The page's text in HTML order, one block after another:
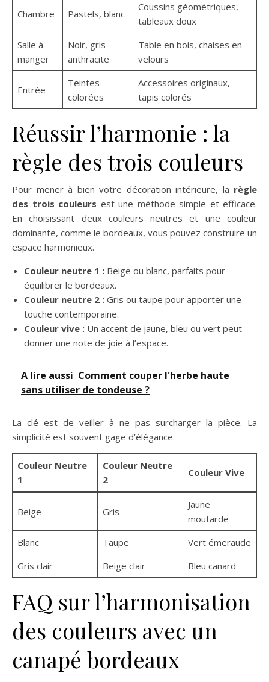
Chambre Pastels, blanc
Coussins géométriques,
tableaux doux
Salle à
manger
Noir, gris
anthracite
Table en bois, chaises en
velours
Entrée
Teintes
colorées
Accessoires originaux,
tapis colorés
Réussir l’harmonie : la
règle des trois couleurs
Pour mener à bien votre décoration intérieure, la règle
des trois couleurs est une méthode simple et efficace.
En choisissant deux couleurs neutres et une couleur
dominante, comme le bordeaux, vous pouvez construire un
espace harmonieux.
Couleur neutre 1 : Beige ou blanc, parfaits pour
équilibrer le bordeaux.
Couleur neutre 2 : Gris ou taupe pour apporter une
touche contemporaine.
Couleur vive : Un accent de jaune, bleu ou vert peut
donner une note de joie à l’espace.
A lire aussi Comment couper l'herbe haute
sans utiliser de tondeuse ?
La clé est de veiller à ne pas surcharger la pièce. La
simplicité est souvent gage d’élégance.
Couleur Neutre
1
Couleur Neutre
2
Couleur Vive
Beige Gris
Jaune
moutarde
Blanc
Taupe
Vert émeraude
Gris clair
Beige clair Bleu canard
FAQ sur l’harmonisation
des couleurs avec un
canapé bordeaux